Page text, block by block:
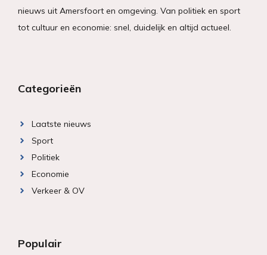
nieuws uit Amersfoort en omgeving. Van politiek en sport
tot cultuur en economie: snel, duidelijk en altijd actueel.
Categorieën
Laatste nieuws
Sport
Politiek
Economie
Verkeer & OV
Populair